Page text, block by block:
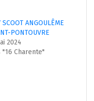
SCOOT ANGOULÊME
PONTOUVRE
2024
"16 Charente"